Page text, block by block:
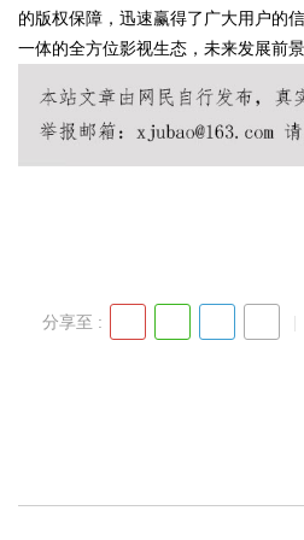
Bo
的版权保障，迅速赢得了广大用户的
一体的全方位影视生态，未来发展前景
分享至 :